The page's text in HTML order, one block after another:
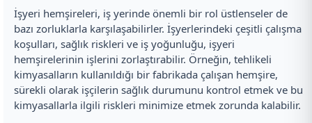
İşyeri hemşireleri, iş yerinde önemli bir rol üstlenseler de
bazı zorluklarla karşılaşabilirler. İşyerlerindeki çeşitli çalışma
koşulları, sağlık riskleri ve iş yoğunluğu, işyeri
hemşirelerinin işlerini zorlaştırabilir. Örneğin, tehlikeli
kimyasalların kullanıldığı bir fabrikada çalışan hemşire,
sürekli olarak işçilerin sağlık durumunu kontrol etmek ve bu
kimyasallarla ilgili riskleri minimize etmek zorunda kalabilir.